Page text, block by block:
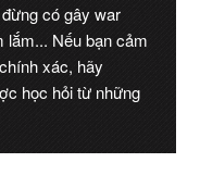
có gây war
lắm... Nếu bạn cảm
xác, hãy
học hỏi từ những